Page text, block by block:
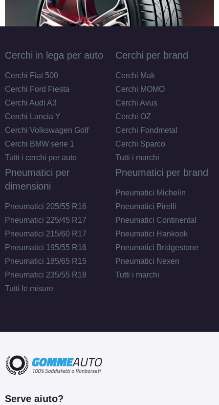
Disponibile
175/70 R14 84T M+S
Disponibile
Cerchi in lega per auto
Cerchi Fiat 500
Cerchi Ford Fiesta
Cerchi Audi A3
Cerchi Lancia Y
Cerchi Volkswagen Golf
Cerchi BMW serie 1
Tutti i cerchi per auto
Cerchi per brand
Cerchi Mak
Cerchi MOMO
Cerchi Avus
Cerchi OZ
Cerchi Fondmetal
Cerchi Sparco
Tutti i marchi
Pneumatici per
dimensioni
Pneumatici 205/55 R16
Pneumatici 225/45 R17
Pneumatici 215/60 R17
Pneumatici 195/55 R16
Pneumatici 185/65 R15
Pneumatici 235/55 R18
Tutti le misure
Pneumatici per brand
Pneumatici Michelin
Pneumatici Pirelli
Pneumatici Continental
Pneumatici Hankook
Pneumatici Bridgestone
Pneumatici Nexen
Tutti i marchi
Serve aiuto?